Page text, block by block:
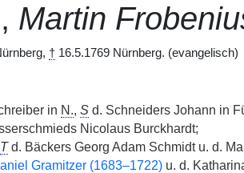
, Martin
†16.5.1769 Nürnberg. (evangelisch)
in N., Sd. Schneiders Johann in
Nicolaus Burckhardt;
Td. Bäckers Georg Adam Schmidt u. d.
Gramitzer (1683–1722)u. d.